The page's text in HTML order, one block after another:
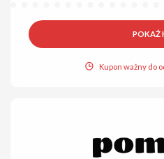
POKAŻ
Kupon ważny do